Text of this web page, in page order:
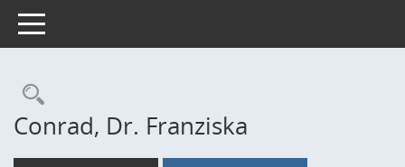
Toggle navigation
Rechercheauswahl
Conrad, Dr. Franziska